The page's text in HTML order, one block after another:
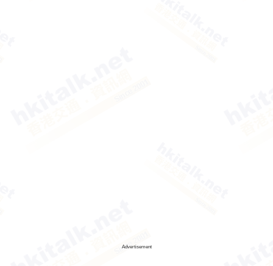
Advertisement